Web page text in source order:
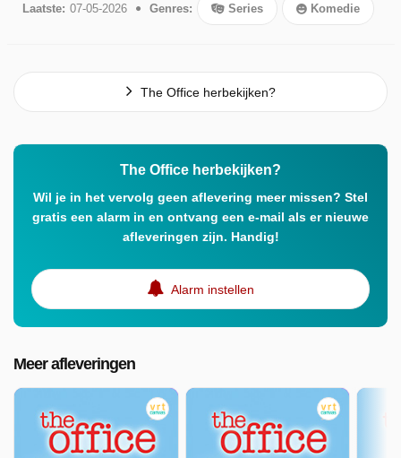
Laatste: 07-05-2026 Genres: Series Komedie
The Office herbekijken?
The Office herbekijken?
Wil je in het vervolg geen aflevering meer missen? Stel
gratis een alarm in en ontvang een e-mail als er nieuwe
afleveringen zijn. Handig!
Alarm instellen
Meer afleveringen